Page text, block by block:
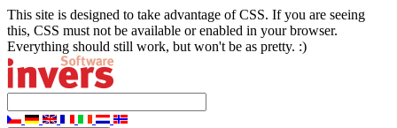
This site is designed to take advantage of CSS. If you are seeing
this, CSS must not be available or enabled in your browser.
Everything should still work, but won't be as pretty. :)